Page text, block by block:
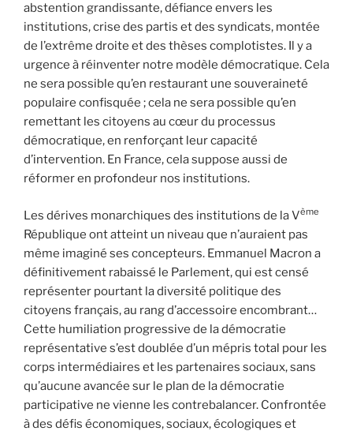
abstention grandissante, défiance envers les
institutions, crise des partis et des syndicats, montée
de l’extrême droite et des thèses complotistes. Il y a
urgence à réinventer notre modèle démocratique. Cela
ne sera possible qu’en restaurant une souveraineté
populaire confisquée ; cela ne sera possible qu’en
remettant les citoyens au cœur du processus
démocratique, en renforçant leur capacité
d’intervention. En France, cela suppose aussi de
réformer en profondeur nos institutions.
Les dérives monarchiques des institutions de la Vème
République ont atteint un niveau que n’auraient pas
même imaginé ses concepteurs. Emmanuel Macron a
définitivement rabaissé le Parlement, qui est censé
représenter pourtant la diversité politique des
citoyens français, au rang d’accessoire encombrant…
Cette humiliation progressive de la démocratie
représentative s’est doublée d’un mépris total pour les
corps intermédiaires et les partenaires sociaux, sans
qu’aucune avancée sur le plan de la démocratie
participative ne vienne les contrebalancer. Confrontée
à des défis économiques, sociaux, écologiques et